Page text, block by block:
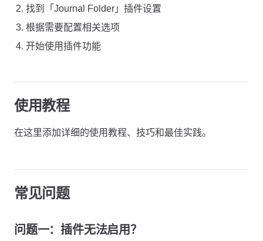
找到「Journal Folder」插件设置
根据需要配置相关选项
开始使用插件功能
使用教程
在这里添加详细的使用教程、技巧和最佳实践。
常见问题
问题一：插件无法启用？